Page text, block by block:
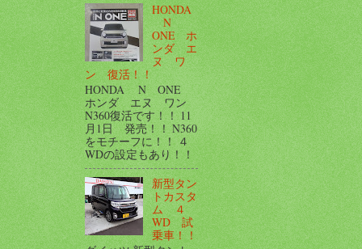
HONDA
N
ONE ホ
ンダ エ
ヌ ワ
ン 復活！！
HONDA N ONE
ホンダ エヌ ワン
N360復活です！！ 11
月1日 発売！！ N360
をモチーフに！！ ４
WDの設定もあり！！
新型タン
トカスタ
ム ４
WD 試
乗車！！